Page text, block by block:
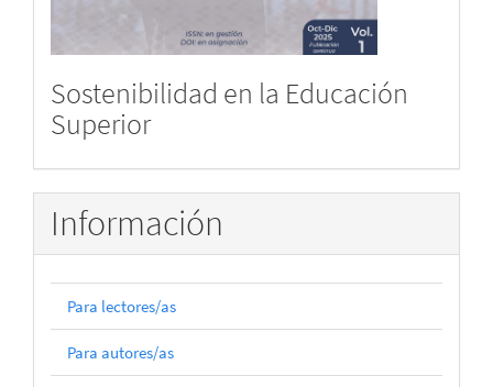
Sostenibilidad en la Educación
Superior
Información
Para lectores/as
Para autores/as